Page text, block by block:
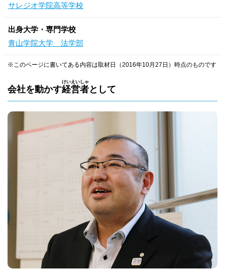
サレジオ学院高等学校
出身大学・専門学校
青山学院大学 法学部
※このページに書いてある内容は取材日（2016年10月27日）時点のものです
会社を動かす経営者
けいえいしゃ
として